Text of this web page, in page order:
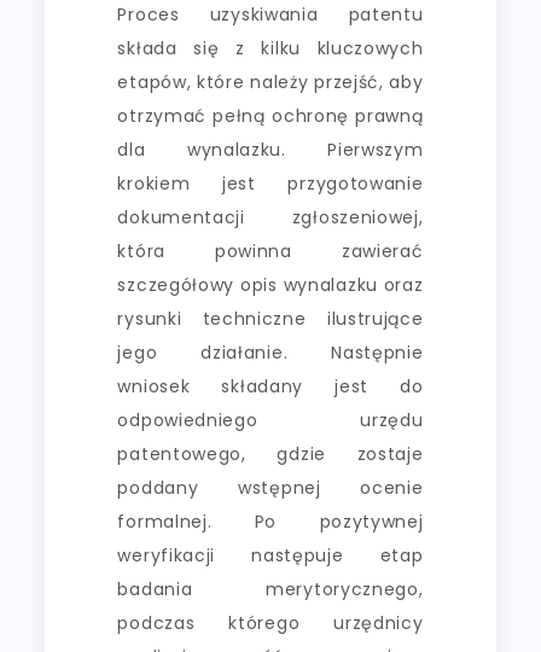
Proces uzyskiwania patentu
składa się z kilku kluczowych
etapów, które należy przejść, aby
otrzymać pełną ochronę prawną
dla wynalazku. Pierwszym
krokiem jest przygotowanie
dokumentacji zgłoszeniowej,
która powinna zawierać
szczegółowy opis wynalazku oraz
rysunki techniczne ilustrujące
jego działanie. Następnie
wniosek składany jest do
odpowiedniego urzędu
patentowego, gdzie zostaje
poddany wstępnej ocenie
formalnej. Po pozytywnej
weryfikacji następuje etap
badania merytorycznego,
podczas którego urzędnicy